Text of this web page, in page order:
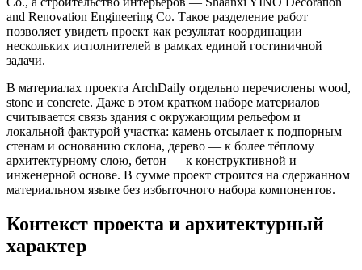
and Renovation Engineering Co. Такое разделение работ
позволяет увидеть проект как результат координации
нескольких исполнителей в рамках единой гостиничной
задачи.
В материалах проекта ArchDaily отдельно перечислены wood,
stone и concrete. Даже в этом кратком наборе материалов
считывается связь здания с окружающим рельефом и
локальной фактурой участка: камень отсылает к подпорным
стенам и основанию склона, дерево — к более тёплому
архитектурному слою, бетон — к конструктивной и
инженерной основе. В сумме проект строится на сдержанном
материальном языке без избыточного набора компонентов.
Контекст проекта и архитектурный
характер